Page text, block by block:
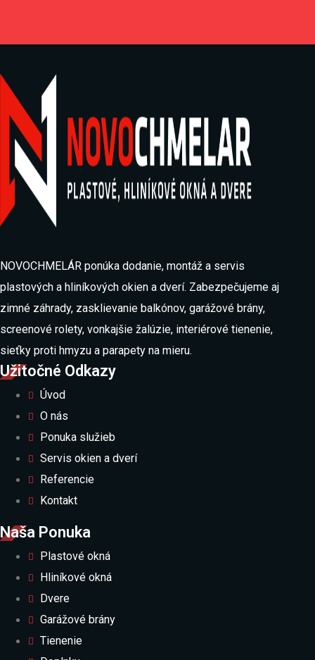
NOVOCHMELÁR ponúka dodanie, montáž a servis
plastových a hliníkových okien a dverí. Zabezpečujeme aj
zimné záhrady, zasklievanie balkónov, garážové brány,
screenové rolety, vonkajšie žalúzie, interiérové tienenie,
sieťky proti hmyzu a parapety na mieru.
Užitočné Odkazy
Úvod
O nás
Ponuka služieb
Servis okien a dverí
Referencie
Kontakt
Naša Ponuka
Plastové okná
Hliníkové okná
Dvere
Garážové brány
Tienenie